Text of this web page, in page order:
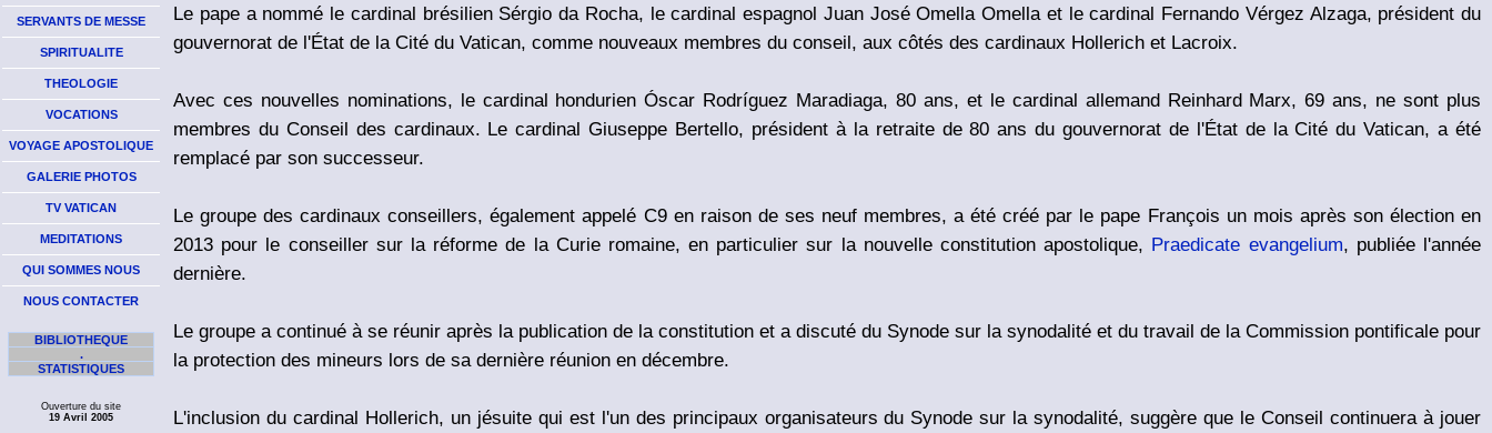
SERVANTS DE MESSE
SPIRITUALITE
THEOLOGIE
VOCATIONS
VOYAGE APOSTOLIQUE
GALERIE PHOTOS
TV VATICAN
MEDITATIONS
QUI SOMMES NOUS
NOUS CONTACTER
BIBLIOTHEQUE
.
STATISTIQUES
Ouverture du site
19 Avril 2005
Le pape a nommé le cardinal brésilien Sérgio da Rocha, le cardinal espagnol Juan José Omella Omella et le cardinal Fernando Vérgez Alzaga, président du
gouvernorat de l'État de la Cité du Vatican, comme nouveaux membres du conseil, aux côtés des cardinaux Hollerich et Lacroix.
Avec ces nouvelles nominations, le cardinal hondurien Óscar Rodríguez Maradiaga, 80 ans, et le cardinal allemand Reinhard Marx, 69 ans, ne sont plus
membres du Conseil des cardinaux. Le cardinal Giuseppe Bertello, président à la retraite de 80 ans du gouvernorat de l'État de la Cité du Vatican, a été
remplacé par son successeur.
Le groupe des cardinaux conseillers, également appelé C9 en raison de ses neuf membres, a été créé par le pape François un mois après son élection en
2013 pour le conseiller sur la réforme de la Curie romaine, en particulier sur la nouvelle constitution apostolique, Praedicate evangelium, publiée l'année
dernière.
Le groupe a continué à se réunir après la publication de la constitution et a discuté du Synode sur la synodalité et du travail de la Commission pontificale pour
la protection des mineurs lors de sa dernière réunion en décembre.
L'inclusion du cardinal Hollerich, un jésuite qui est l'un des principaux organisateurs du Synode sur la synodalité, suggère que le Conseil continuera à jouer